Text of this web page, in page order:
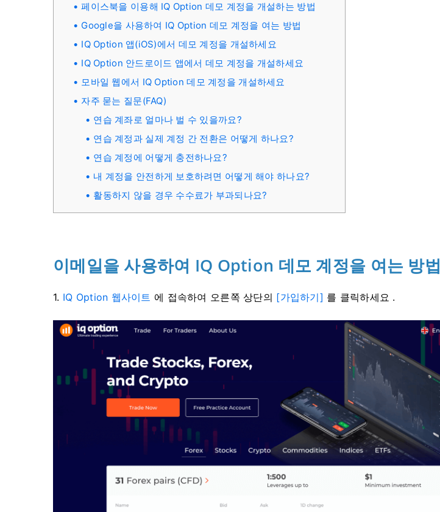
페이스북을 이용해 IQ Option 데모 계정을 개설하는 방법
Google을 사용하여 IQ Option 데모 계정을 여는 방법
IQ Option 앱(iOS)에서 데모 계정을 개설하세요
IQ Option 안드로이드 앱에서 데모 계정을 개설하세요
모바일 웹에서 IQ Option 데모 계정을 개설하세요
자주 묻는 질문(FAQ)
연습 계좌로 얼마나 벌 수 있을까요?
연습 계정과 실제 계정 간 전환은 어떻게 하나요?
연습 계정에 어떻게 충전하나요?
내 계정을 안전하게 보호하려면 어떻게 해야 하나요?
활동하지 않을 경우 수수료가 부과되나요?
이메일을 사용하여 IQ Option 데모 계정을 여는 방법
1. IQ Option 웹사이트 에 접속하여 오른쪽 상단의 [가입하기] 를 클릭하세요 .